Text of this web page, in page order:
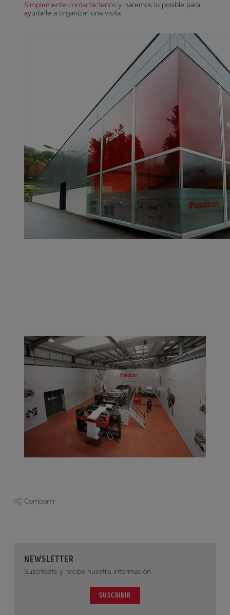
Simplemente contactáctenosy haremos lo posible para
ayudarle a organizar una visita.
Compartir
NEWSLETTER
Suscríbete y recibe nuestra información
SUSCRIBIR